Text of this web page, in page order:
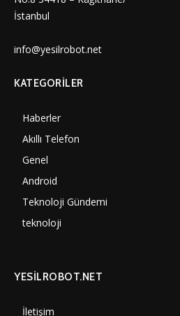
İstanbul
info@yesilrobot.net
KATEGORILER
Haberler
Akıllı Telefon
Genel
Android
Teknoloji Gündemi
teknoloji
YESİLROBOT.NET
İletişim